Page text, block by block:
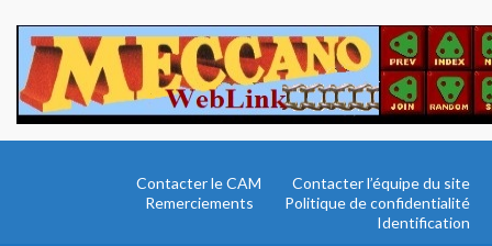
Contacter le CAM
Contacter l’équipe du site
Remerciements
Politique de confidentialité
Identification